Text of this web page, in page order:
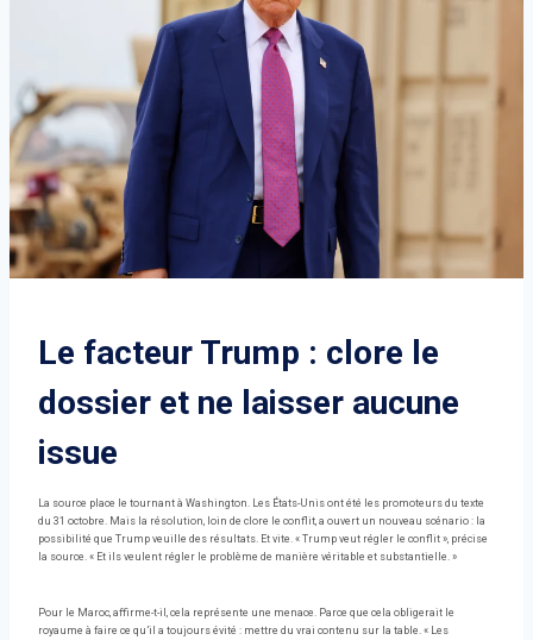
Le facteur Trump : clore le
dossier et ne laisser aucune
issue
La source place le tournant à Washington. Les États-Unis ont été les promoteurs du texte
du 31 octobre. Mais la résolution, loin de clore le conflit, a ouvert un nouveau scénario : la
possibilité que Trump veuille des résultats. Et vite. « Trump veut régler le conflit », précise
la source. « Et ils veulent régler le problème de manière véritable et substantielle. »
Pour le Maroc, affirme-t-il, cela représente une menace. Parce que cela obligerait le
royaume à faire ce qu’il a toujours évité : mettre du vrai contenu sur la table. « Les